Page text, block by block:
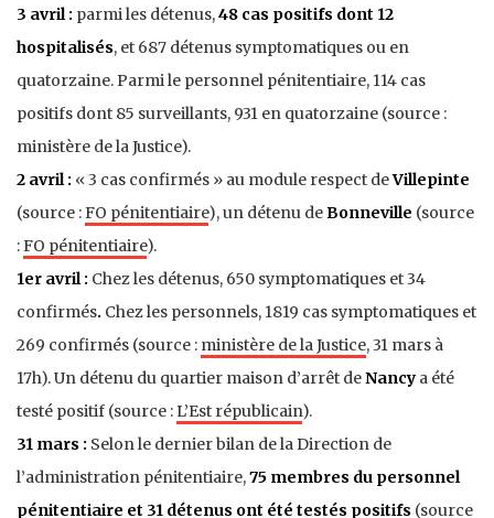
3 avril : parmi les détenus,48 cas positifs dont 12
hospitalisés, et 687 détenus symptomatiques ou en
quatorzaine. Parmi le personnel pénitentiaire, 114 cas
positifs dont 85 surveillants, 931 en quatorzaine (source :
ministère de la Justice).
2 avril : « 3 cas confirmés » au module respect deVillepinte
(source :FO pénitentiaire), un détenu deBonneville (source
:FO pénitentiaire).
1er avril : Chez les détenus, 650 symptomatiques et 34
confirmés. Chez les personnels, 1819 cas symptomatiques et
269 confirmés (source : ministère de la Justice, 31 mars à
17h).Un détenu du quartier maison d’arrêt deNancy a été
testé positif (source : L’Est républicain).
31 mars : Selon le dernier bilan de la Direction de
l’administration pénitentiaire,75 membres du personnel
pénitentiaire et 31 détenus ont été testés positifs (source